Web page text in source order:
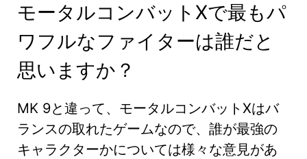
モータルコンバットXで最もパ
ワフルなファイターは誰だと
思いますか？
MK 9と違って、モータルコンバットXはバ
ランスの取れたゲームなので、誰が最強の
キャラクターかについては様々な意見があ